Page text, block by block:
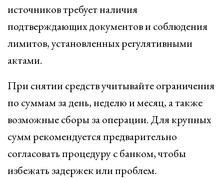
источников требует наличия
подтверждающих документов и соблюдения
лимитов, установленных регулятивными
актами.
При снятии средств учитывайте ограничения
по суммам за день, неделю и месяц, а также
возможные сборы за операции. Для крупных
сумм рекомендуется предварительно
согласовать процедуру с банком, чтобы
избежать задержек или проблем.